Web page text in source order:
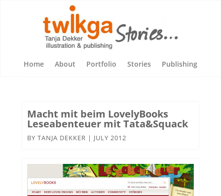
Home About Portfolio Stories Publishing
Macht mit beim LovelyBooks
Leseabenteuer mit Tata&Squack
BY TANJA DEKKER | JULY 2012